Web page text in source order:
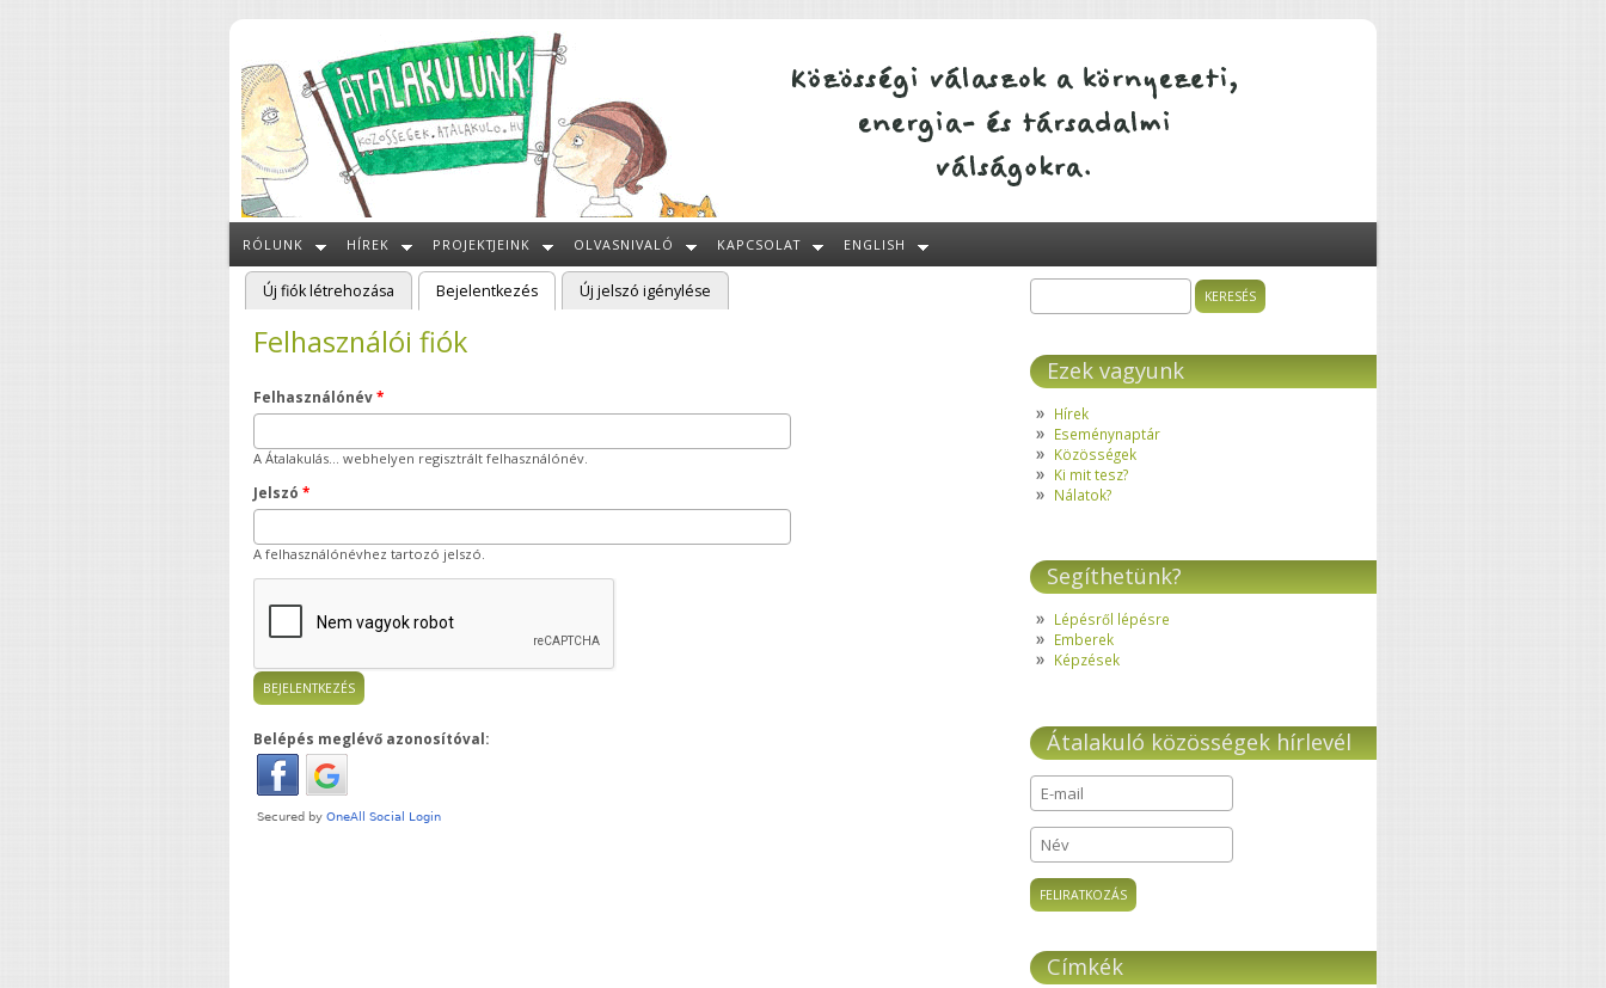
RÓLUNK HÍREK PROJEKTJEINK OLVASNIVALÓ KAPCSOLAT ENGLISH
Elsődleges fülek
Új fiók létrehozása Bejelentkezés (aktív fül)Új jelszó igénylése
Felhasználói fiók
Felhasználónév*
A Átalakulás... webhelyen regisztrált felhasználónév.
Jelszó *
A felhasználónévhez tartozó jelszó.
Belépés meglévő azonosítóval:
Keresés űrlap
Ezek vagyunk
Hírek
Eseménynaptár
Közösségek
Ki mit tesz?
Nálatok?
Segíthetünk?
Lépésről lépésre
Emberek
Képzések
Átalakuló közösségek hírlevél
E-mail*
Név
Címkék